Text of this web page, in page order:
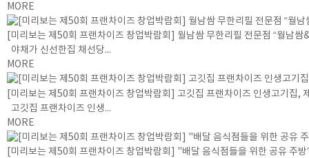
MORE
[미리보는 제50회 프랜차이즈 창업박람회] 월남쌈 무한리필 전문점 “월남
야채가 신선한집 채선당...
MORE
[미리보는 제50회 프랜차이즈 창업박람회] 고깃집 프랜차이즈 인생고기집,
고깃집 프랜차이즈 인생...
MORE
[미리보는 제50회 프랜차이즈 창업박람회] "배달 음식점들을 위한 공유 주